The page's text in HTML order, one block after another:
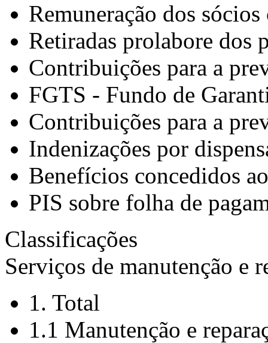
Remuneração dos sócios
Retiradas prolabore dos
Contribuições para a
FGTS - Fundo de
Contribuições para a
Indenizações por
Benefícios concedidos
PIS sobre folha de
Classificações
Serviços de manutenção e
1. Total
1.1 Manutenção e